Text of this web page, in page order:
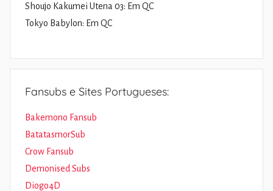
Shoujo Kakumei Utena 03: Em QC
Tokyo Babylon: Em QC
Fansubs e Sites Portugueses:
Bakemono Fansub
BatatasmorSub
Crow Fansub
Demonised Subs
Diogo4D